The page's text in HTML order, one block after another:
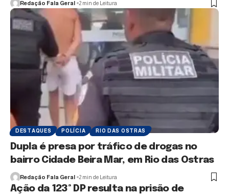
Redação Fala Geral 2 min de Leitura
DESTAQUES POLÍCIA RIO DAS OSTRAS
Dupla é presa por tráfico de drogas no
bairro Cidade Beira Mar, em Rio das Ostras
Redação Fala Geral 2 min de Leitura
Ação da 123ª DP resulta na prisão de